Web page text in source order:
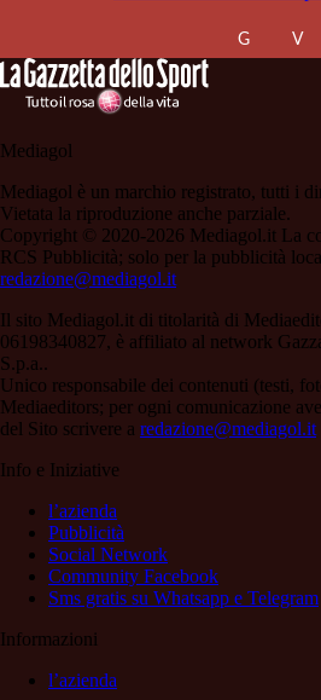
G V
Mediagol
Mediagol è un marchio registrato, tutti i
Vietata la riproduzione anche parziale.
Copyright © 2020-2026 Mediagol.it La
RCS Pubblicità; solo per la pubblicità
redazione@mediagol.it
Il sito Mediagol.it di titolarità di
06198340827, è affiliato al network
S.p.a..
Unico responsabile dei contenuti (testi,
Mediaeditors; per ogni comunicazione
del Sito scrivere a redazione@mediagol.it
Info e Iniziative
l’azienda
Pubblicità
Social Network
Community Facebook
Sms gratis su Whatsapp e Telegram
Informazioni
l’azienda